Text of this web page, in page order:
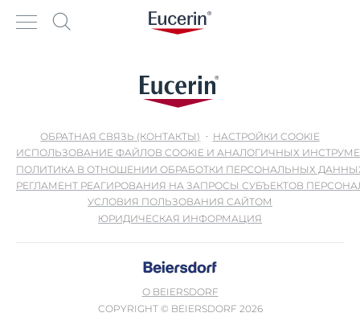
ОБРАТНАЯ СВЯЗЬ (КОНТАКТЫ)
НАСТРОЙКИ COOKIE
ИСПОЛЬЗОВАНИЕ ФАЙЛОВ COOKIE И АНАЛОГИЧНЫХ
ПОЛИТИКА В ОТНОШЕНИИ ОБРАБОТКИ ПЕРСОНАЛЬНЫХ
РЕГЛАМЕНТ РЕАГИРОВАНИЯ НА ЗАПРОСЫ СУБЪЕКТОВ
УСЛОВИЯ ПОЛЬЗОВАНИЯ САЙТОМ
ЮРИДИЧЕСКАЯ ИНФОРМАЦИЯ
О BEIERSDORF
COPYRIGHT © BEIERSDORF 2026